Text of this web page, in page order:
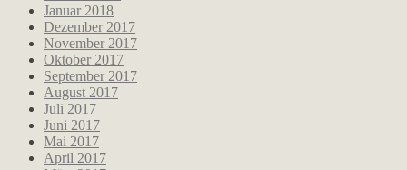
Januar 2018
Dezember 2017
November 2017
Oktober 2017
September 2017
August 2017
Juli 2017
Juni 2017
Mai 2017
April 2017